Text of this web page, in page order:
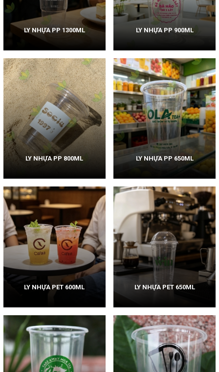
LY NHỰA PP 1300ML LY NHỰA PP 900ML
LY NHỰA PP 800ML LY NHỰA PP 650ML
LY NHỰA PET 600ML LY NHỰA PET 650ML